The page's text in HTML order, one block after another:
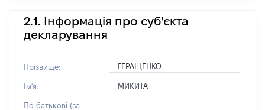
2.1. Інформація про суб'єкта
декларування
Прізвище: ГЕРАЩЕНКО
Ім'я: МИКИТА
По батькові (за